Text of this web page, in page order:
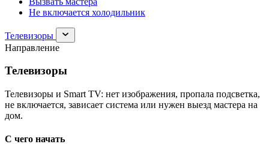
Не включается холодильник
Телевизоры
Раскрыть
раздел
Направление
Телевизоры
Телевизоры и Smart TV: нет изображения, пропала подсветка,
не включается, зависает система или нужен выезд мастера на
дом.
С чего начать